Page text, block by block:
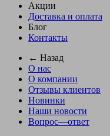
Акции
Доставка и оплата
Блог
Контакты
← Назад
О нас
О компании
Отзывы клиентов
Новинки
Наши новости
Вопрос—ответ